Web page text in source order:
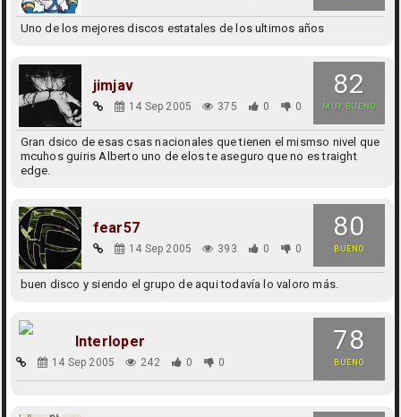
Uno de los mejores discos estatales de los ultimos años
82
MUY BUENO
jimjav
14 Sep 2005 375 0 0
Gran dsico de esas csas nacionales que tienen el mismso nivel que
mcuhos guiris Alberto uno de elos te aseguro que no es traight
edge.
80
BUENO
fear57
14 Sep 2005 393 0 0
buen disco y siendo el grupo de aqui todavía lo valoro más.
78
BUENO
Interloper
14 Sep 2005 242 0 0